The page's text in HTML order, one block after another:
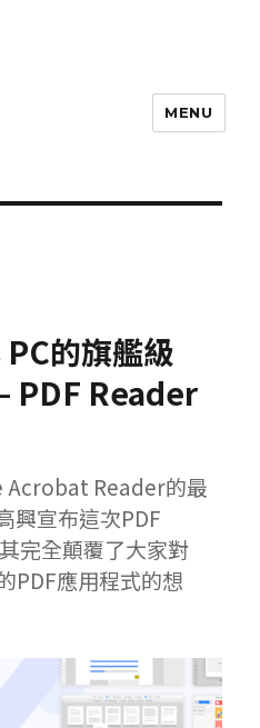
MENU
的旗艦級
PDF Reader
Acrobat Reader的最
興宣布這次PDF
完全顛覆了大家對
PDF應用程式的想